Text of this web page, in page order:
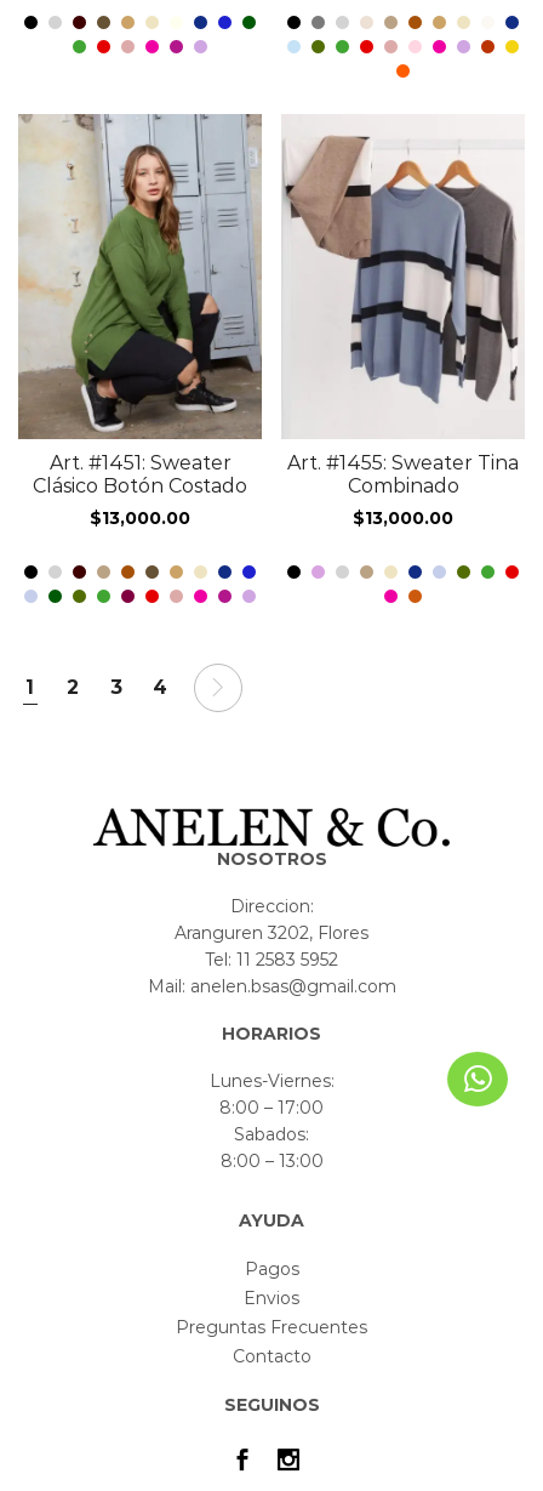
Art. #1451: Sweater
Clásico Botón Costado
$13,000.00
Art. #1455: Sweater Tina
Combinado
$13,000.00
1 2 3 4
NOSOTROS
Direccion:
Aranguren 3202, Flores
Tel: 11 2583 5952
Mail: anelen.bsas@gmail.com
HORARIOS
Lunes-Viernes:
8:00 – 17:00
Sabados:
8:00 – 13:00
AYUDA
Pagos
Envios
Preguntas Frecuentes
Contacto
SEGUINOS